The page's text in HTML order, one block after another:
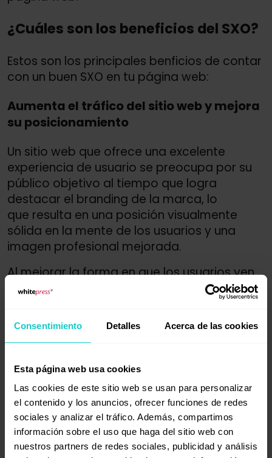
Consentimiento Detalles Acerca de las cookies
Esta página web usa cookies
Las cookies de este sitio web se usan para personalizar
el contenido y los anuncios, ofrecer funciones de redes
sociales y analizar el tráfico. Además, compartimos
información sobre el uso que haga del sitio web con
nuestros partners de redes sociales, publicidad y análisis
¿Cuáles son los beneficios del SXO?
Estos son los principales benficios de contar
con un buen SXO en tu página web:
Aumenta el tráfico del sitio web y mejora
su posicionamiento
Un sitio web que ofrece una excelente
experiencia de usuario se preocupa por su
público objetivo al tiempo que logra
destacar el branding de la marca, lo
que resulta en una posición visualmente
sólida en la mente de los usuarios y una
imagen profesional mejorada.
Al mejorar la forma en que los usuarios ven
tu negocio, estarás transmitiendo el
interesante y de alta calidad para ellos.
valor añadido. Como resultado, los usuarios
se sentirán más atraídos por tu negocio
y estarán más dispuestos a interactuar
y realizar transacciones contigo.
Permite obtener información valiosa